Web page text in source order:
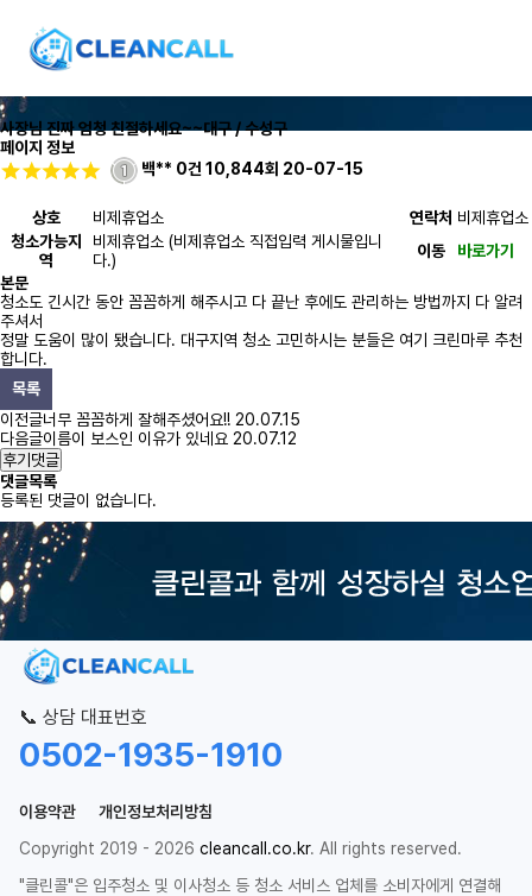
사장님 진짜 엄청 친절하세요~~대구 / 수성구
페이지 정보
백** 0건 10,844회 20-07-15
상호 비제휴업소 연락처 비제휴업소
청소가능지
역
비제휴업소 (비제휴업소 직접입력 게시물입니
다.)
이동
바로가기
본문
청소도 긴시간 동안 꼼꼼하게 해주시고 다 끝난 후에도 관리하는 방법까지 다 알려
주셔서
정말 도움이 많이 됐습니다. 대구지역 청소 고민하시는 분들은 여기 크린마루 추천
합니다.
목록
이전글너무 꼼꼼하게 잘해주셨어요!! 20.07.15
다음글이름이 보스인 이유가 있네요 20.07.12
후기댓글
댓글목록
등록된 댓글이 없습니다.
📞 상담 대표번호
0502-1935-1910
이용약관
개인정보처리방침
Copyright 2019 - 2026 cleancall.co.kr. All rights reserved.
"클린콜"은 입주청소 및 이사청소 등 청소 서비스 업체를 소비자에게 연결해